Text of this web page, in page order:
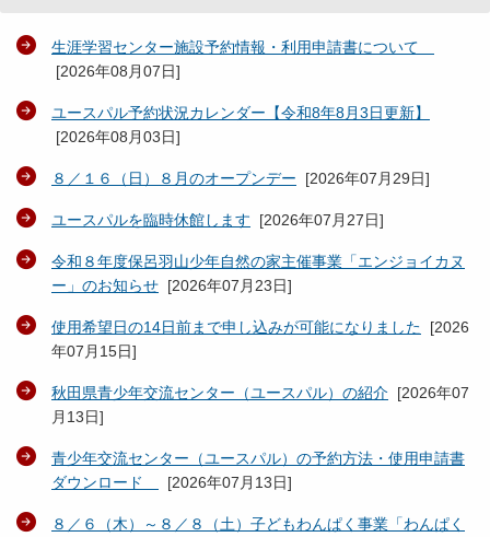
生涯学習センター施設予約情報・利用申請書について
[2026年08月07日]
ユースパル予約状況カレンダー【令和8年8月3日更新】
[2026年08月03日]
８／１６（日）８月のオープンデー [2026年07月29日]
ユースパルを臨時休館します [2026年07月27日]
令和８年度保呂羽山少年自然の家主催事業「エンジョイカヌ
ー」のお知らせ [2026年07月23日]
使用希望日の14日前まで申し込みが可能になりました [2026
年07月15日]
秋田県青少年交流センター（ユースパル）の紹介 [2026年07
月13日]
青少年交流センター（ユースパル）の予約方法・使用申請書
ダウンロード
[2026年07月13日]
８／６（木）～８／８（土）子どもわんぱく事業「わんぱく